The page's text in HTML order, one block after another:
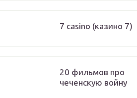
7 casino (казино 7)
20 фильмов про
чеченскую войну